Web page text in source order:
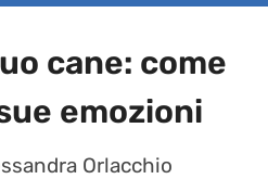
cane: come
emozioni
Orlacchio